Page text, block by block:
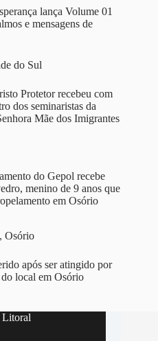
lança Volume 01
e mensagens de
do Sul
Protetor recebeu com
dos seminaristas da
Mãe dos Imigrantes
do Gepol recebe
menino de 9 anos que
em Osório
, Osório
após ser atingido por
local em Osório
Litoral